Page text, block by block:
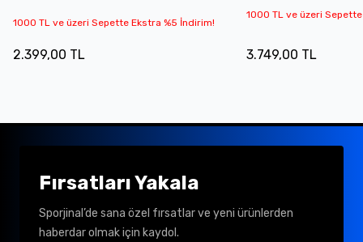
1000 TL ve üzeri Sepette Ekstra %5 İndirim!
2.399,00 TL
1000 TL ve üzeri
3.749,00 TL
Fırsatları Yakala
Sporjinal’de sana özel fırsatlar ve yeni ürünlerden
haberdar olmak için kaydol.